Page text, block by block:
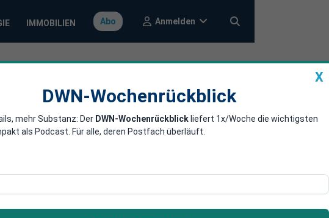
IMMOBILIEN Abo Anmelden
Schwarz-
grün
bis 2045 im Grundgesetz:
erzielt. Am Sonntag soll
X
DWN-Wochenrückblick
mehr Substanz: Der DWN-Wochenrückblick liefert 1x/Woche die wichtigsten
als Podcast. Für alle, deren Postfach überläuft.